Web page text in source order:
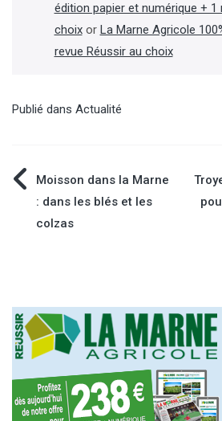
édition papier et numérique + 1
choixor La Marne Agricole
revue Réussir au choix
Publié dans Actualité
Navigation
de
Moisson dans la Marne
: dans les blés et les
colzas